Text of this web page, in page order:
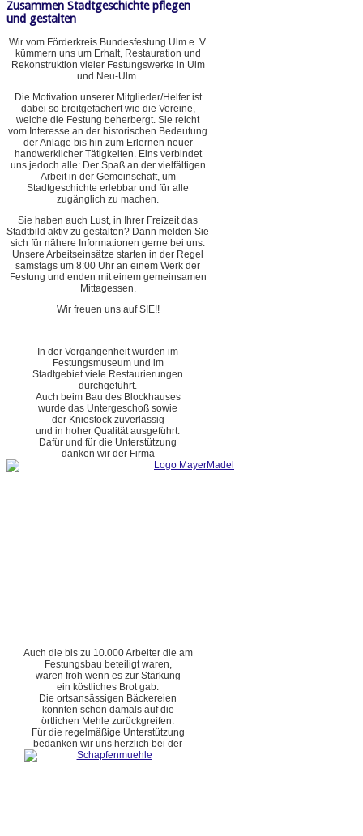
Zusammen Stadtgeschichte pflegen
und gestalten
Wir vom Förderkreis Bundesfestung Ulm e. V.
kümmern uns um Erhalt, Restauration und
Rekonstruktion vieler Festungswerke in Ulm
und Neu-Ulm.
Die Motivation unserer Mitglieder/Helfer ist
dabei so breitgefächert wie die Vereine,
welche die Festung beherbergt. Sie reicht
vom Interesse an der historischen Bedeutung
der Anlage bis hin zum Erlernen neuer
handwerklicher Tätigkeiten. Eins verbindet
uns jedoch alle: Der Spaß an der vielfältigen
Arbeit in der Gemeinschaft, um
Stadtgeschichte erlebbar und für alle
zugänglich zu machen.
Sie haben auch Lust, in Ihrer Freizeit das
Stadtbild aktiv zu gestalten? Dann melden Sie
sich für nähere Informationen gerne bei uns.
Unsere Arbeitseinsätze starten in der Regel
samstags um 8:00 Uhr an einem Werk der
Festung und enden mit einem gemeinsamen
Mittagessen.
Wir freuen uns auf SIE!!
In der Vergangenheit wurden im
Festungsmuseum und im
Stadtgebiet viele Restaurierungen
durchgeführt.
Auch beim Bau des Blockhauses
wurde das Untergeschoß sowie
der Kniestock zuverlässig
und in hoher Qualität ausgeführt.
Dafür und für die Unterstützung
danken wir der Firma
Auch die bis zu 10.000 Arbeiter die am
Festungsbau beteiligt waren,
waren froh wenn es zur Stärkung
ein köstliches Brot gab.
Die ortsansässigen Bäckereien
konnten schon damals auf die
örtlichen Mehle zurückgreifen.
Für die regelmäßige Unterstützung
bedanken wir uns herzlich bei der